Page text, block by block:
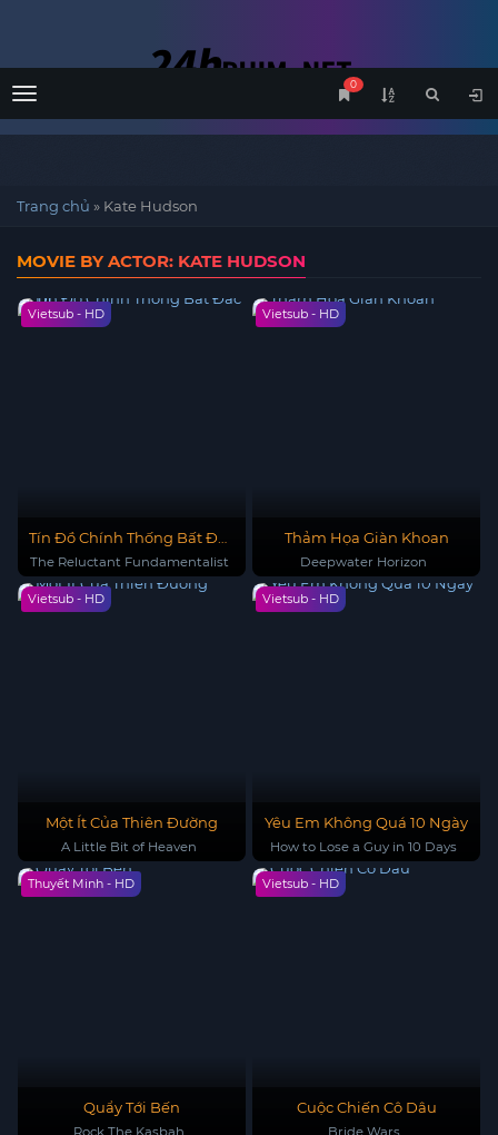
Menu
0
Trang chủ » Kate Hudson
MOVIE BY ACTOR: KATE HUDSON
Vietsub - HD
Tín Đồ Chính Thống Bất Đắc
Dĩ
The Reluctant Fundamentalist
Vietsub - HD
Thảm Họa Giàn Khoan
Deepwater Horizon
Vietsub - HD
Một Ít Của Thiên Đường
A Little Bit of Heaven
Vietsub - HD
Yêu Em Không Quá 10 Ngày
How to Lose a Guy in 10 Days
Thuyết Minh - HD
Quẩy Tới Bến
Rock The Kasbah
Vietsub - HD
Cuộc Chiến Cô Dâu
Bride Wars